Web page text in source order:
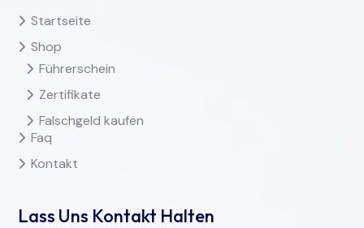
Startseite
Shop
Führerschein
Zertifikate
Falschgeld kaufen
Faq
Kontakt
Lass Uns Kontakt Halten